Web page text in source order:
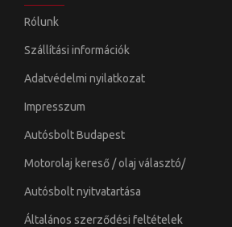
Rólunk
Szállítási információk
Adatvédelmi nyilatkozat
Impresszum
Autósbolt Budapest
Motorolaj kereső / olaj választó/
Autósbolt nyitvatartása
Általános szerződési feltételek